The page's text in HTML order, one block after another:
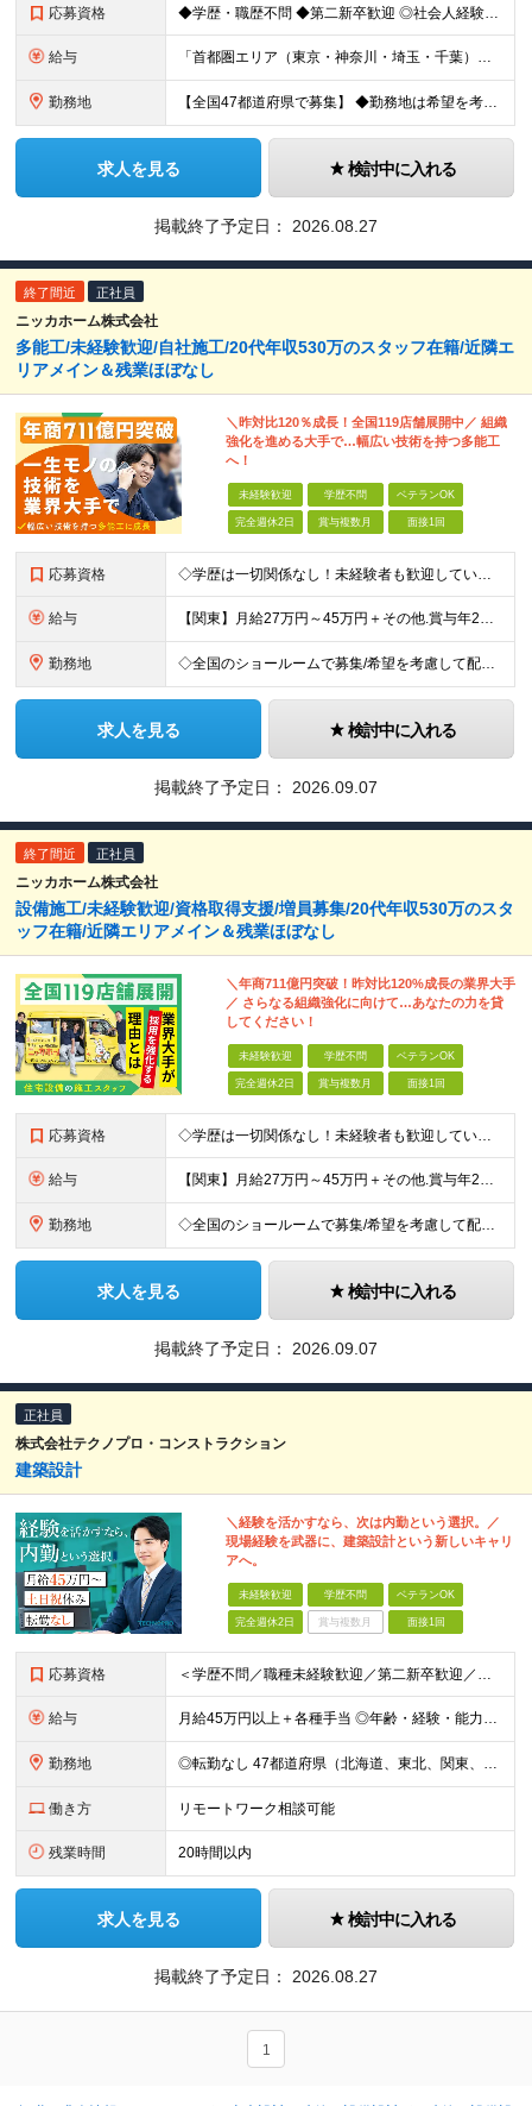
応募資格 ◆学歴・職歴不問 ◆第二新卒歓迎 ◎社会人経験10～20年以上ある方も活躍中！ ◎これまでの学歴・職歴・転職回数等は一切問いません！ 正社員経験の有無は問わないため、不安がある方も、まずはご相談くだ
給与 「首都圏エリア（東京・神奈川・埼玉・千葉）」 ◆月給25万円～50万円＋各種手当 「首都圏以外のエリア」 ◆月給23万円～50万円＋各種手当 ・あなたの給与は、これまでの経験や能力を考慮の上、決定
勤務地 【全国47都道府県で募集】 ◆勤務地は希望を考慮 ◆転勤なし ◆U・I・Jターン歓迎！ 配属先は以下いずれかのプロジェクト先となります。 ＼積極採用中／ 関東：東京都、神奈川県、埼玉県、千葉県 東
求人を見る 検討中に入れる
掲載終了予定日： 2026.08.27
終了間近 正社員
ニッカホーム株式会社
多能工/未経験歓迎/自社施工/20代年収530万のスタッフ在籍/近隣エ
リアメイン＆残業ほぼなし
＼昨対比120％成長！全国119店舗展開中／ 組織
強化を進める大手で…幅広い技術を持つ多能工
へ！
未経験歓迎 学歴不問 ベテランOK
完全週休2日 賞与複数月 面接1回
応募資格 ◇学歴は一切関係なし！未経験者も歓迎しています ◇30歳以下の方/普通自動車免許（AT限定可） ＼必須条件／ ・30歳以下の方（長期勤続によるキャリア形成のため） ・要普通免許（AT限定可） ＼募
給与 【関東】月給27万円～45万円＋その他.賞与年2回 【その他の地域】月給25万円～45万円＋その他.賞与年2回 ◆資格・能力等に応じて、それ以上の額からのスタートもあり！ 普免以外の資格やスキルがあ
勤務地 ◇全国のショールームで募集/希望を考慮して配属 ◇北海道/東北/関東/中部/近畿/中国・四国/九州 募集エリア ￣￣￣￣￣￣￣￣￣￣￣￣￣￣ ▽北海道エリア 北海道 ▽東北エリア 宮城県、福島県
求人を見る 検討中に入れる
掲載終了予定日： 2026.09.07
終了間近 正社員
ニッカホーム株式会社
設備施工/未経験歓迎/資格取得支援/増員募集/20代年収530万のスタ
ッフ在籍/近隣エリアメイン＆残業ほぼなし
＼年商711億円突破！昨対比120%成長の業界大手
／ さらなる組織強化に向けて…あなたの力を貸
してください！
未経験歓迎 学歴不問 ベテランOK
完全週休2日 賞与複数月 面接1回
応募資格 ◇学歴は一切関係なし！未経験者も歓迎しています ◇30歳以下の方/普通自動車免許（AT限定可） ＼必須条件／ ・30歳以下の方（長期勤続によるキャリア形成のため） ・要普通免許（AT限定可） ＼募
給与 【関東】月給27万円～45万円＋その他.賞与年2回 【その他の地域】月給25万円～45万円＋その他.賞与年2回 ◆資格・能力等に応じて、それ以上の額からのスタートもあり！ 普免以外の資格やスキルがあ
勤務地 ◇全国のショールームで募集/希望を考慮して配属 ◇北海道/東北/関東/中部/近畿/中国・四国/九州 募集エリア ￣￣￣￣￣￣￣￣￣￣￣￣￣￣ ▽北海道エリア 北海道 ▽東北エリア 宮城県、福島県
求人を見る 検討中に入れる
掲載終了予定日： 2026.09.07
正社員
株式会社テクノプロ・コンストラクション
建築設計
＼経験を活かすなら、次は内勤という選択。／
現場経験を武器に、建築設計という新しいキャリ
アへ。
未経験歓迎 学歴不問 ベテランOK
完全週休2日 賞与複数月 面接1回
応募資格 ＜学歴不問／職種未経験歓迎／第二新卒歓迎／ブランクOK＞ ■建設業界での実務経験をお持ちの方 └年数・分野・職種はいっさい不問！ ◆設計職が初めての方も歓迎！ ◆施工管理など、現場経験を活かしてキ
給与 月給45万円以上＋各種手当 ◎年齢・経験・能力・適性を考慮して、支給額を決定します。 ◎残業代は1分単位で100％支給。頑張った分はきちんと収入に還元します！ ＼充実の各種手当／ ■交通費全額支給
勤務地 ◎転勤なし 47都道府県（北海道、東北、関東、北陸・甲信越、関西、東海、中国、四国、九州、沖縄）の各プロジェクト先 ◇本人の希望を伴わない転居はなく、転勤もありません。 ◇勤務地はご希望を最大限考
働き方 リモートワーク相談可能
残業時間 20時間以内
求人を見る 検討中に入れる
掲載終了予定日： 2026.08.27
1